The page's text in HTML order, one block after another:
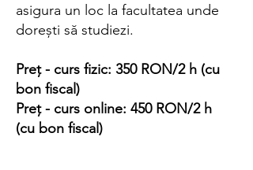
asigura un loc la facultatea unde
dorești să studiezi.
Preț - curs fizic: 350 RON/2 h (cu
bon fiscal)
Preț - curs online: 450 RON/2 h
(cu bon fiscal)